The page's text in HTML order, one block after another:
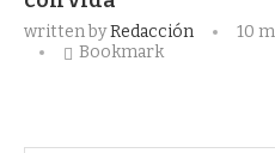
written byRedacción 10
Bookmark